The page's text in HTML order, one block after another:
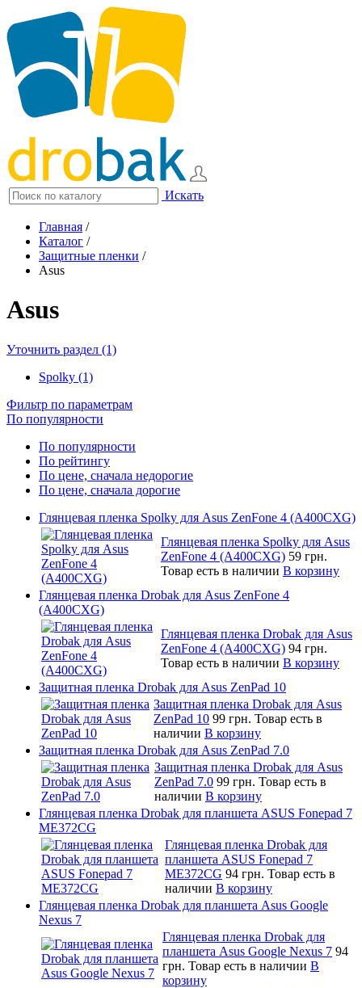
Искать
Главная /
Каталог /
Защитные пленки /
Asus
Asus
Уточнить раздел (1)
Spolky (1)
Фильтр по параметрам
По популярности
По популярности
По рейтингу
По цене, сначала недорогие
По цене, сначала дорогие
Глянцевая пленка Spolky для Asus ZenFone 4 (A400CXG)
Глянцевая пленка Spolky для Asus
ZenFone 4 (A400CXG) 59 грн.
Товар есть в наличии В корзину
Глянцевая пленка Drobak для Asus ZenFone 4
(A400CXG)
Глянцевая пленка Drobak для Asus
ZenFone 4 (A400CXG) 94 грн.
Товар есть в наличии В корзину
Защитная пленка Drobak для Asus ZenPad 10
Защитная пленка Drobak для Asus
ZenPad 10 99 грн. Товар есть в
наличии В корзину
Защитная пленка Drobak для Asus ZenPad 7.0
Защитная пленка Drobak для Asus
ZenPad 7.0 99 грн. Товар есть в
наличии В корзину
Глянцевая пленка Drobak для планшета ASUS Fonepad 7
ME372CG
Глянцевая пленка Drobak для
планшета ASUS Fonepad 7
ME372CG 94 грн. Товар есть в
наличии В корзину
Глянцевая пленка Drobak для планшета Asus Google
Nexus 7
Глянцевая пленка Drobak для
планшета Asus Google Nexus 7 94
грн. Товар есть в наличии В
корзину